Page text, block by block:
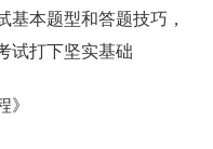
基本题型和答题技巧，
试打下坚实基础
》